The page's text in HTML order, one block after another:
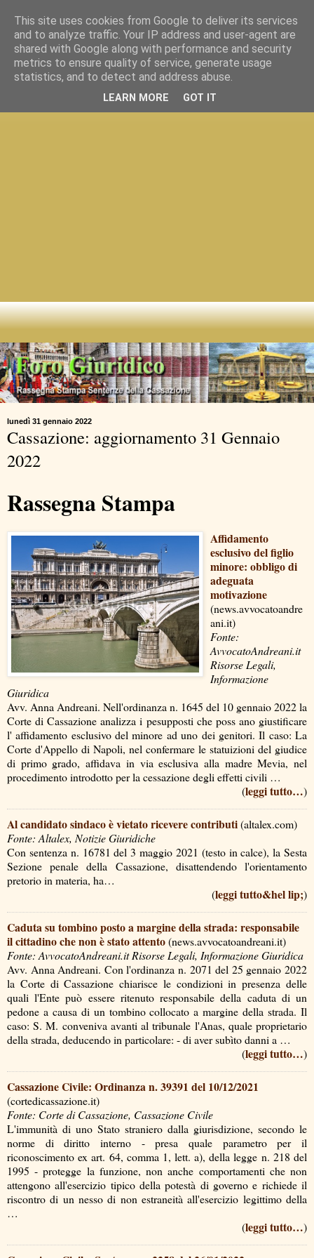
lunedì 31 gennaio 2022
Cassazione: aggiornamento 31 Gennaio
2022
Rassegna Stampa
Affidamento
esclusivo del figlio
minore: obbligo di
adeguata
motivazione
(news.avvocatoandre
ani.it)
Fonte:
AvvocatoAndreani.it
Risorse Legali,
Informazione
Giuridica
Avv. Anna Andreani. Nell'ordinanza n. 1645 del 10 gennaio 2022 la
Corte di Cassazione analizza i pesupposti che poss ano giustificare
l' affidamento esclusivo del minore ad uno dei genitori. Il caso: La
Corte d'Appello di Napoli, nel confermare le statuizioni del giudice
di primo grado, affidava in via esclusiva alla madre Mevia, nel
procedimento introdotto per la cessazione degli effetti civili …
(leggi tutto…)
Al candidato sindaco è vietato ricevere contributi(altalex.com)
Fonte: Altalex, Notizie Giuridiche
Con sentenza n. 16781 del 3 maggio 2021 (testo in calce), la Sesta
Sezione penale della Cassazione, disattendendo l'orientamento
pretorio in materia, ha…
(leggi tutto&hel lip;)
Caduta su tombino posto a margine della strada: responsabile
il cittadino che non è stato attento(news.avvocatoandreani.it)
Fonte: AvvocatoAndreani.it Risorse Legali, Informazione Giuridica
Avv. Anna Andreani. Con l'ordinanza n. 2071 del 25 gennaio 2022
la Corte di Cassazione chiarisce le condizioni in presenza delle
quali l'Ente può essere ritenuto responsabile della caduta di un
pedone a causa di un tombino collocato a margine della strada. Il
caso: S. M. conveniva avanti al tribunale l'Anas, quale proprietario
della strada, deducendo in particolare: - di aver subìto danni a …
(leggi tutto…)
Cassazione Civile: Ordinanza n. 39391 del 10/12/2021
(cortedicassazione.it)
Fonte: Corte di Cassazione, Cassazione Civile
L'immunità di uno Stato straniero dalla giurisdizione, secondo le
norme di diritto interno - presa quale parametro per il
riconoscimento ex art. 64, comma 1, lett. a), della legge n. 218 del
1995 - protegge la funzione, non anche comportamenti che non
attengono all'esercizio tipico della potestà di governo e richiede il
riscontro di un nesso di non estraneità all'esercizio legittimo della
…
(leggi tutto…)
This site uses cookies from Google to deliver its services
and to analyze traffic. Your IP address and user-agent are
shared with Google along with performance and security
metrics to ensure quality of service, generate usage
statistics, and to detect and address abuse.
LEARN MORE GOT IT